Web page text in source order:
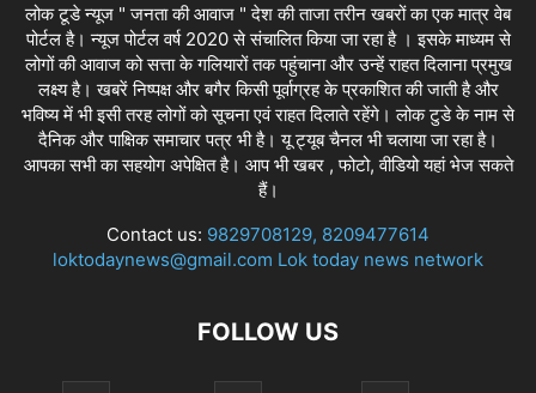
लोक टूडे न्यूज " जनता की आवाज " देश की ताजा तरीन खबरों का एक मात्र वेब
पोर्टल है। न्यूज पोर्टल वर्ष 2020 से संचालित किया जा रहा है । इसके माध्यम से
लोगों की आवाज को सत्ता के गलियारों तक पहुंचाना और उन्हें राहत दिलाना प्रमुख
लक्ष्य है। खबरें निष्पक्ष और बगैर किसी पूर्वाग्रह के प्रकाशित की जाती है और
भविष्य में भी इसी तरह लोगों को सूचना एवं राहत दिलाते रहेंगे। लोक टुडे के नाम से
दैनिक और पाक्षिक समाचार पत्र भी है। यू ट्यूब चैनल भी चलाया जा रहा है।
आपका सभी का सहयोग अपेक्षित है। आप भी खबर , फोटो, वीडियो यहां भेज सकते
हैं।
Contact us: 9829708129, 8209477614
loktodaynews@gmail.com Lok today news network
FOLLOW US